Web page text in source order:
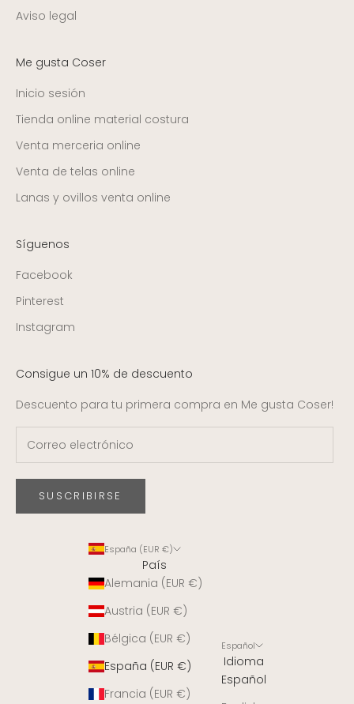
Aviso legal
Me gusta Coser
Inicio sesión
Tienda online material costura
Venta merceria online
Venta de telas online
Lanas y ovillos venta online
Síguenos
Facebook
Pinterest
Instagram
Consigue un 10% de descuento
Descuento para tu primera compra en Me gusta Coser!
SUSCRIBIRSE
España (EUR €)
País
Alemania (EUR €)
Austria (EUR €)
Bélgica (EUR €)
España (EUR €)
Francia (EUR €)
Español
Idioma
Español